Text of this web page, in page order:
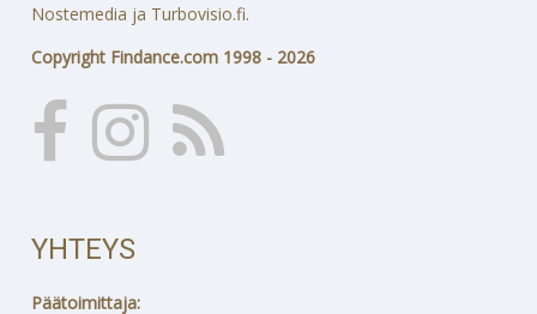
Nostemedia ja Turbovisio.fi.
Copyright Findance.com 1998 - 2026
YHTEYS
Päätoimittaja: